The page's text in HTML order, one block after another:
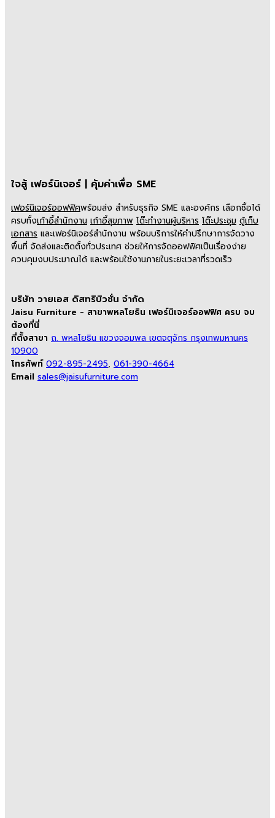
ใจสู้ เฟอร์นิเจอร์ | คุ้มค่าเพื่อ SME
เฟอร์นิเจอร์ออฟฟิศพร้อมส่ง สำหรับธุรกิจ SME และองค์กร เลือกซื้อได้
ครบทั้งเก้าอี้สำนักงาน เก้าอี้สุขภาพ โต๊ะทำงานผู้บริหาร โต๊ะประชุม ตู้เก็บ
เอกสาร และเฟอร์นิเจอร์สำนักงาน พร้อมบริการให้คำปรึกษาการจัดวาง
พื้นที่ จัดส่งและติดตั้งทั่วประเทศ ช่วยให้การจัดออฟฟิศเป็นเรื่องง่าย
ควบคุมงบประมาณได้ และพร้อมใช้งานภายในระยะเวลาที่รวดเร็ว
บริษัท วายเอส ดิสทริบิวชั่น จำกัด
Jaisu Furniture - สาขาพหลโยธิน เฟอร์นิเจอร์ออฟฟิศ ครบ จบ
ต้องที่นี่
ที่ตั้งสาขา ถ. พหลโยธิน แขวงจอมพล เขตจตุจักร กรุงเทพมหานคร
10900
โทรศัพท์ 092-895-2495, 061-390-4664
Email sales@jaisufurniture.com